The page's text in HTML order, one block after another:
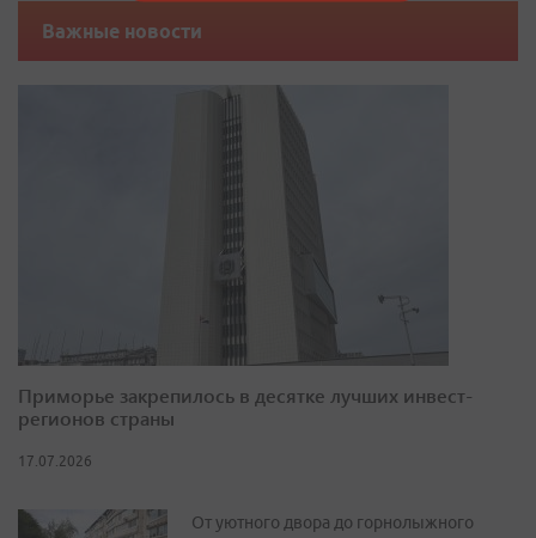
Важные новости
Приморье закрепилось в десятке лучших инвест-
регионов страны
17.07.2026
От уютного двора до горнолыжного